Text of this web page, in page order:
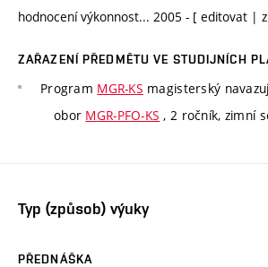
hodnocení výkonnost... 2005 - [ editovat |
ZAŘAZENÍ PŘEDMĚTU VE STUDIJNÍCH
Program MGR-KS magisterský
obor MGR-PFO-KS , 2 ročník, zimní
Typ (způsob) výuky
PŘEDNÁŠKA